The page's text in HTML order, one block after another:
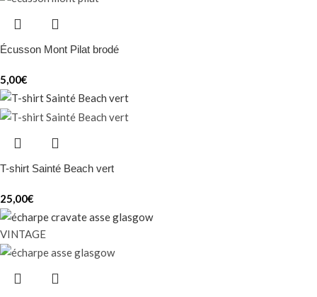
Écusson Mont Pilat brodé
5,00€
T-shirt Sainté Beach vert
25,00€
VINTAGE